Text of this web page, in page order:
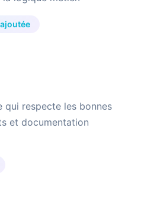
qui respecte les bonnes
et documentation